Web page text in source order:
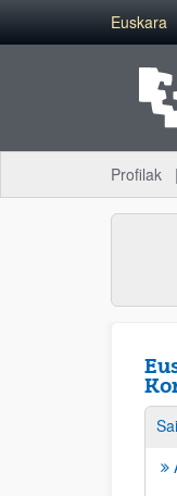
Eduki nagusira joan
Euskara
Profilak